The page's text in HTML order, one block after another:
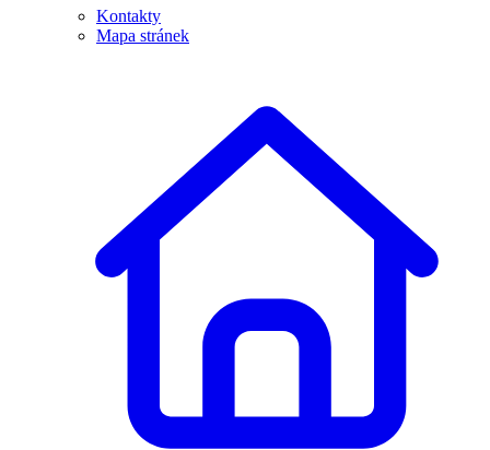
Kontakty
Mapa stránek